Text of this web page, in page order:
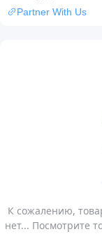
Partner With Us
К сожалению,
нет... Посмотрите